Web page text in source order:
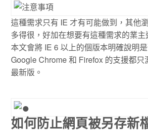
這種需求只有 IE 才有可能做到，其他
多得很，好加在想要有這種需求的業
本文會將 IE 6 以上的個版本明確說明
Google Chrome 和 Firefox 的支援都只
最新版。
如何防止網頁被另存新